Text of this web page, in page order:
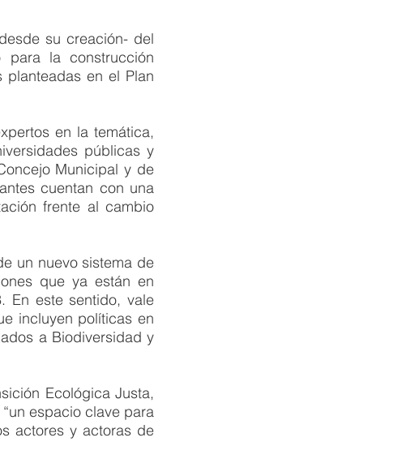
su creación- del
la construcción
en el Plan
en la temática,
públicas y
Municipal y de
cuentan con una
frente al cambio
un nuevo sistema de
que ya están en
En este sentido, vale
incluyen políticas en
a Biodiversidad y
Ecológica Justa,
espacio clave para
actores y actoras de